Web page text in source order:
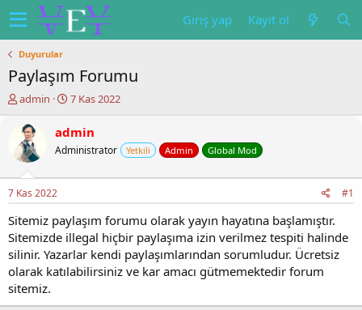
Giriş yap Kayıt ol
Duyurular
Paylaşım Forumu
K
n
u
y
a
ş
l
a
t
a
n
admin
B
ş
l
a
ç
t
a
r
i
i
7 Kas 2022
admin
Administrator Yetkili Admin Global Mod
7 Kas 2022 #1
Sitemiz paylaşım forumu olarak yayın hayatına başlamıştır.
Sitemizde illegal hiçbir paylaşıma izin verilmez tespiti halinde
silinir. Yazarlar kendi paylaşımlarından sorumludur. Ücretsiz
olarak katılabilirsiniz ve kar amacı gütmemektedir forum
sitemiz.